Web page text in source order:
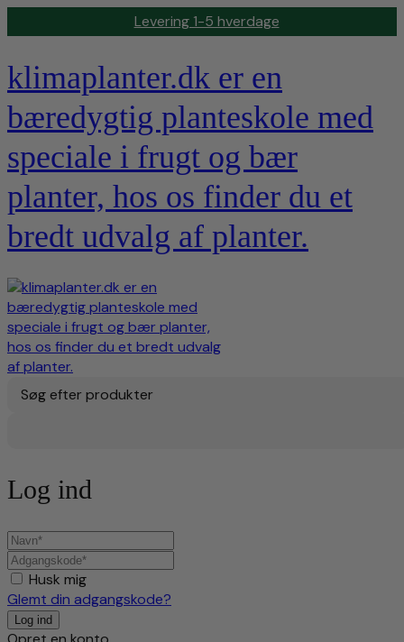
Levering 1-5 hverdage
klimaplanter.dk er en
bæredygtig planteskole med
speciale i frugt og bær
planter, hos os finder du et
bredt udvalg af planter.
Søg efter produkter
Log ind
Husk mig
Glemt din adgangskode?